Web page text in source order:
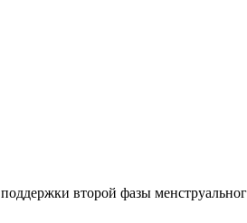
второй фазы